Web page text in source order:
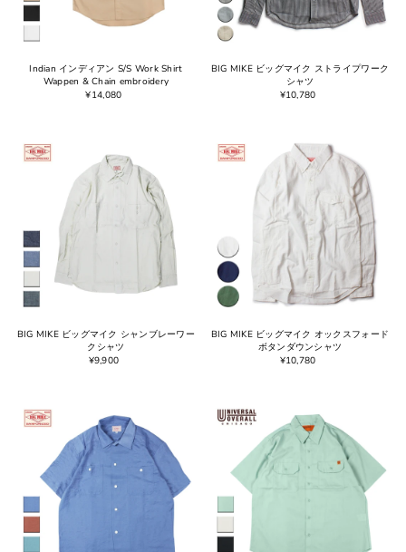
Indian インディアン S/S Work Shirt
Wappen & Chain embroidery
¥14,080
BIG MIKE ビッグマイク ストライプワーク
シャツ
¥10,780
BIG MIKE ビッグマイク シャンブレーワー
クシャツ
¥9,900
BIG MIKE ビッグマイク オックスフォード
ボタンダウンシャツ
¥10,780